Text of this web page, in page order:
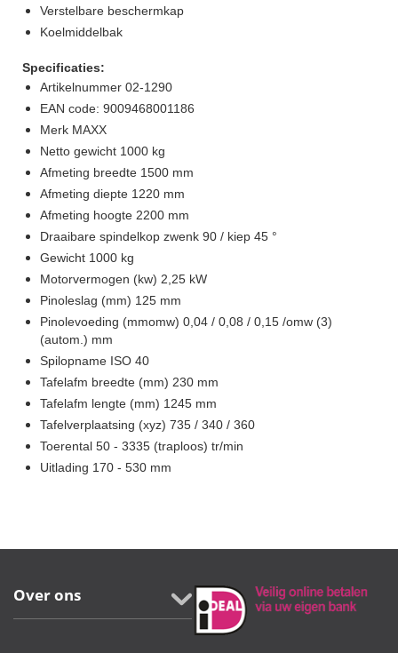
Verstelbare beschermkap
Koelmiddelbak
Specificaties:
Artikelnummer 02-1290
EAN code: 9009468001186
Merk MAXX
Netto gewicht 1000 kg
Afmeting breedte 1500 mm
Afmeting diepte 1220 mm
Afmeting hoogte 2200 mm
Draaibare spindelkop zwenk 90 / kiep 45 °
Gewicht 1000 kg
Motorvermogen (kw) 2,25 kW
Pinoleslag (mm) 125 mm
Pinolevoeding (mmomw) 0,04 / 0,08 / 0,15 /omw (3)
(autom.) mm
Spilopname ISO 40
Tafelafm breedte (mm) 230 mm
Tafelafm lengte (mm) 1245 mm
Tafelverplaatsing (xyz) 735 / 340 / 360
Toerental 50 - 3335 (traploos) tr/min
Uitlading 170 - 530 mm
Over ons